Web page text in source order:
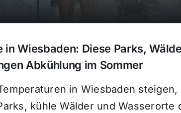
in Wiesbaden: Diese Parks,
Abkühlung im Sommer
in Wiesbaden steigen,
kühle Wälder und Wasserorte